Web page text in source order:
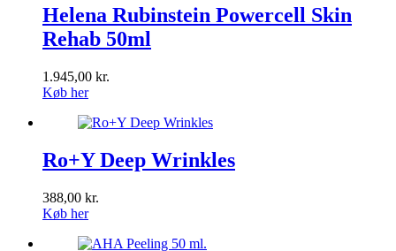
Helena Rubinstein Powercell Skin
Rehab 50ml
1.945,00 kr.
Køb her
Ro+Y Deep Wrinkles
388,00 kr.
Køb her